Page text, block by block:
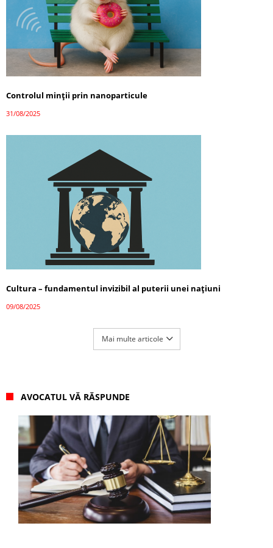
Controlul minții prin nanoparticule
31/08/2025
Cultura – fundamentul invizibil al puterii unei națiuni
09/08/2025
Mai multe articole
AVOCATUL VĂ RĂSPUNDE